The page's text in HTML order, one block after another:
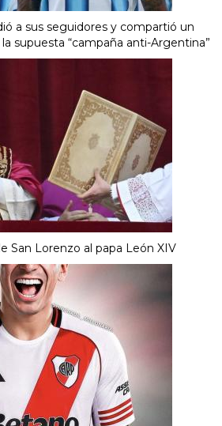
a sus seguidores y compartió un
supuesta “campaña anti-Argentina”
San Lorenzo al papa León XIV